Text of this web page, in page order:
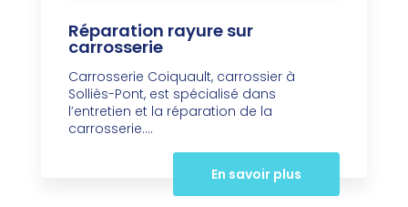
Réparation rayure sur
carrosserie
Carrosserie Coiquault, carrossier à
Solliès-Pont, est spécialisé dans
l’entretien et la réparation de la
carrosserie....
En savoir plus